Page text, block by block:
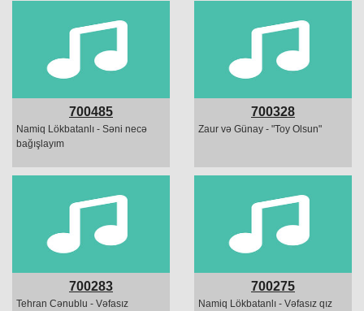
700485
Namiq Lökbatanlı - Səni necə
bağışlayım
700328
Zaur və Günay - "Toy Olsun"
700283
Tehran Cənublu - Vəfasız
700275
Namiq Lökbatanlı - Vəfasız qız